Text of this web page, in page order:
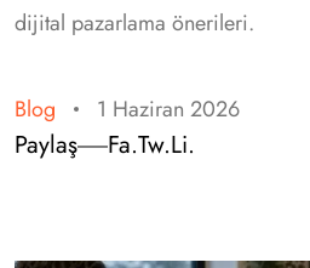
dijital pazarlama önerileri.
Blog 1 Haziran 2026
Paylaş Fa.Tw.Li.